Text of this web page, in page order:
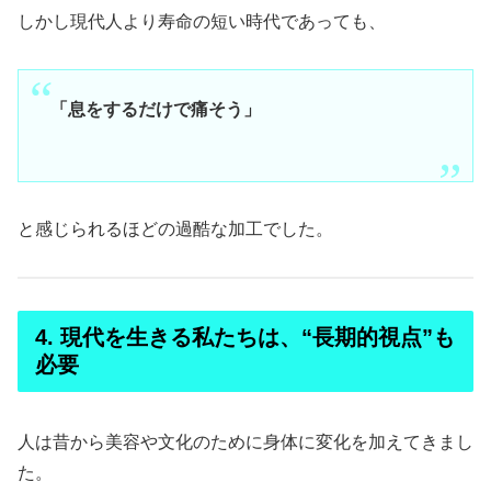
しかし現代人より寿命の短い時代であっても、
「息をするだけで痛そう」
と感じられるほどの過酷な加工でした。
4. 現代を生きる私たちは、“長期的視点”も
必要
人は昔から美容や文化のために身体に変化を加えてきまし
た。